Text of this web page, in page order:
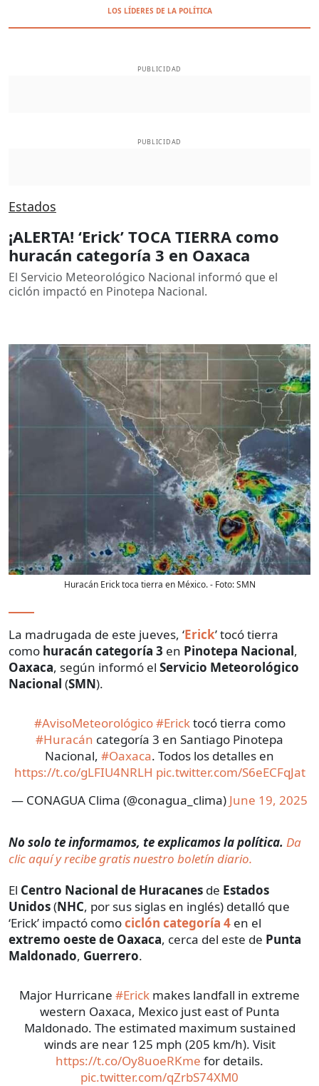
LOS LÍDERES DE LA POLÍTICA
PUBLICIDAD
PUBLICIDAD
Estados
¡ALERTA! ‘Erick’ TOCA TIERRA como
huracán categoría 3 en Oaxaca
El Servicio Meteorológico Nacional informó que el
ciclón impactó en Pinotepa Nacional.
Huracán Erick toca tierra en México.- Foto:SMN
La madrugada de este jueves, ‘Erick’ tocó tierra
como huracán categoría 3 en Pinotepa Nacional,
Oaxaca, según informó el Servicio Meteorológico
Nacional (SMN).
#AvisoMeteorológico#Ericktocó tierra como
#Huracán categoría 3 en Santiago Pinotepa
Nacional, #Oaxaca. Todos los detalles en
https://t.co/gLFIU4NRLH pic.twitter.com/S6eECFqJat
— CONAGUA Clima (@conagua_clima) June 19, 2025
No solo te informamos, te explicamos la política. Da
clic aquí y recibe gratis nuestro boletín diario.
El Centro Nacional de Huracanes de Estados
Unidos(NHC, por sus siglas en inglés) detalló que
‘Erick’ impactó comociclón categoría 4 en el
extremo oeste de Oaxaca, cerca del este de Punta
Maldonado, Guerrero.
Major Hurricane #Erick makes landfall in extreme
western Oaxaca, Mexico just east of Punta
Maldonado. The estimated maximum sustained
winds are near 125 mph (205 km/h). Visit
https://t.co/Oy8uoeRKme for details.
pic.twitter.com/qZrbS74XM0